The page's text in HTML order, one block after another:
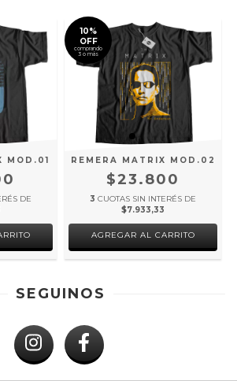
MOD.01
DE
10%
OFF
comprando
3 o más
REMERA MATRIX MOD.02
$23.800
3 CUOTAS SIN INTERÉS DE
$7.933,33
AGREGAR AL CARRITO
SEGUINOS